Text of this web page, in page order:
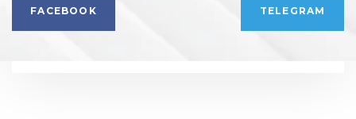
FACEBOOK TELEGRAM